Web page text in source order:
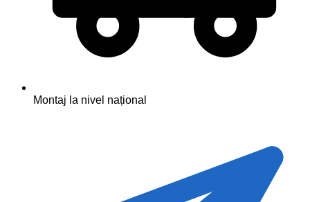
Montaj la nivel național